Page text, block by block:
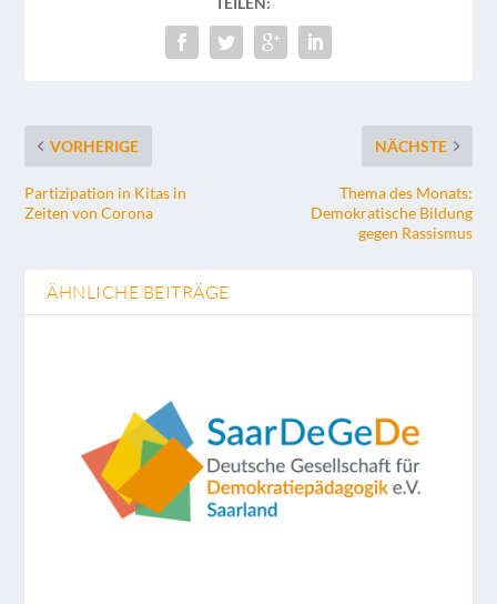
VORHERIGE
Partizipation in Kitas in
Zeiten von Corona
NÄCHSTE
Thema des Monats:
Demokratische Bildung
gegen Rassismus
ÄHNLICHE BEITRÄGE